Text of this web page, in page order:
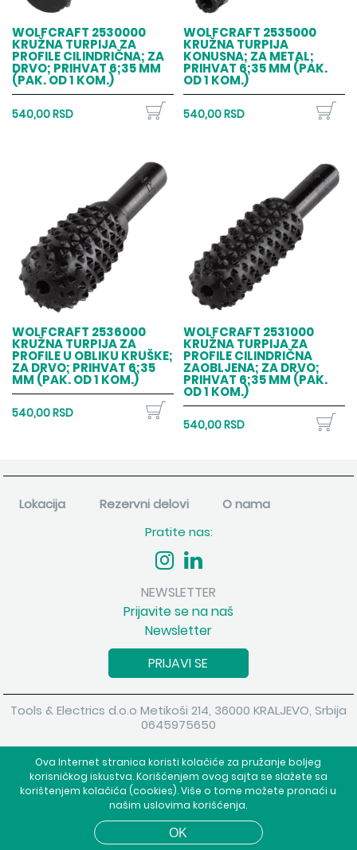
Ova Internet stranica koristi kolačiće za pružanje boljeg
korisničkog iskustva. Korišćenjem ovog sajta se slažete sa
korištenjem kolačića (cookies). Više o tome možete pronaći u
našim uslovima korišćenja.
WOLFCRAFT 2530000
KRUŽNA TURPIJA ZA
PROFILE CILINDRIČNA; ZA
DRVO; PRIHVAT 6;35 MM
(PAK. OD 1 KOM.)
540,00 RSD
WOLFCRAFT 2535000
KRUŽNA TURPIJA
KONUSNA; ZA METAL;
PRIHVAT 6;35 MM (PAK.
OD 1 KOM.)
540,00 RSD
WOLFCRAFT 2536000
KRUŽNA TURPIJA ZA
PROFILE U OBLIKU KRUŠKE;
ZA DRVO; PRIHVAT 6;35
MM (PAK. OD 1 KOM.)
540,00 RSD
WOLFCRAFT 2531000
KRUŽNA TURPIJA ZA
PROFILE CILINDRIČNA
ZAOBLJENA; ZA DRVO;
PRIHVAT 6;35 MM (PAK.
OD 1 KOM.)
540,00 RSD
Lokacija Rezervni delovi
O nama
Pratite nas:
NEWSLETTER
Prijavite se na naš
Newsletter
PRIJAVI SE
Tools & Electrics d.o.o Metikoši 214, 36000 KRALJEVO, Srbija
0645975650
Powered byshopen.com